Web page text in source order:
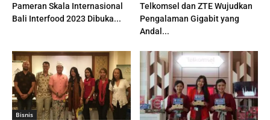
Pameran Skala Internasional
Bali Interfood 2023 Dibuka...
Telkomsel dan ZTE Wujudkan
Pengalaman Gigabit yang
Andal...
Bisnis